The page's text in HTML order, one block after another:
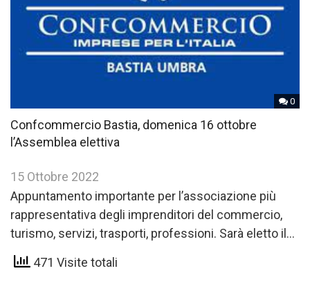
0
Confcommercio Bastia, domenica 16 ottobre
l’Assemblea elettiva
15 Ottobre 2022
Appuntamento importante per l’associazione più
rappresentativa degli imprenditori del commercio,
turismo, servizi, trasporti, professioni. Sarà eletto il
Consiglio direttivo, in carica per i prossimi cinque…
471 Visite totali